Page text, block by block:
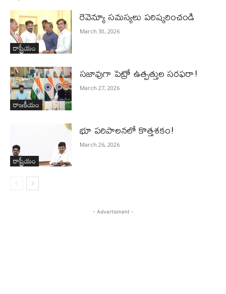
రాష్ట్రీయం
రెవెన్యూ సమస్యలు ప‌రిష్క‌రించండి
March 30, 2026
రాజకీయం
స‌జావుగా పెట్రో ఉత్ప‌త్తుల స‌ర‌ఫ‌రా!
March 27, 2026
రాష్ట్రీయం
భూ ప‌రిపాల‌న‌లో కొత్తశ‌కం!
March 26, 2026
- Advertisment -